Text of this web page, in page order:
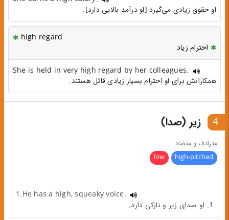
او حقوق زیادی می‌گیرد [او درآمد بالایی دارد].
high regard
احترام زیاد
She is held in very high regard by her colleagues.
همکارانش برای او احترام بسیار زیادی قائل هستند.
4 زیر (صدا)
مترادف و متضاد
high-pitched
low
1.He has a high, squeaky voice.
1. او صدای زیر و نازکی دارد.